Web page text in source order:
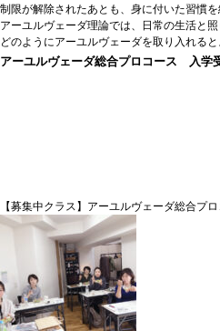
制限が解除されたあとも、身に付いた習慣を
アーユルヴェーダ理論では、日常の生活と照
どのようにアーユルヴェーダを取り入れる
アーユルヴェーダ総合プロコース 入学
【募集中クラス】アーユルヴェーダ総合プロ